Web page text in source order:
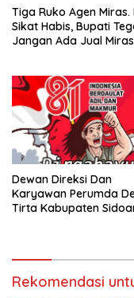
Tiga Ruko Agen Miras.
Sikat Habis, Bupati
Jangan Ada Jual
Dewan Direksi Dan
Karyawan Perumda
Tirta Kabupaten
Agustus Tahun 2026
Rekomendasi